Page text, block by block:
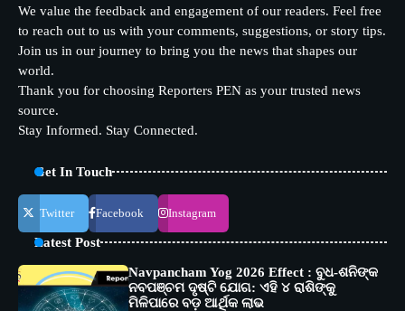
We value the feedback and engagement of our readers. Feel free
to reach out to us with your comments, suggestions, or story tips.
Join us in our journey to bring you the news that shapes our
world.
Thank you for choosing Reporters PEN as your trusted news
source.
Stay Informed. Stay Connected.
Get In Touch
Twitter Facebook Instagram
Latest Post
Navpancham Yog 2026 Effect : ବୁଧ-ଶନିଙ୍କ
ନବପଞ୍ଚମ ଦୃଷ୍ଟି ଯୋଗ: ଏହି ୪ ରାଶିଙ୍କୁ
ମିଳିପାରେ ବଡ଼ ଆର୍ଥିକ ଲାଭ